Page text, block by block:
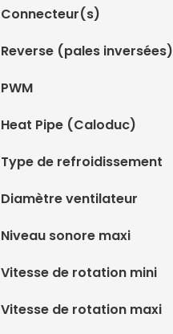
Connecteur(s)
Reverse (pales inversées)
PWM
Heat Pipe (Caloduc)
Type de refroidissement
Diamètre ventilateur
Niveau sonore maxi
Vitesse de rotation mini
Vitesse de rotation maxi